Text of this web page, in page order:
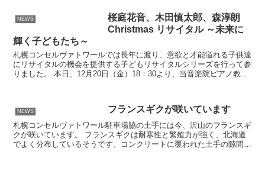
NEWS
桜庭花音、木田慎太郎、森淳朗
Christmas リサイタル ～未来に
輝く子どもたち～
札幌コンセルヴァトワールでは長年に渡り、意欲と才能溢れる子供達
にリサイタルの機会を提供する子どもリサイタルシリーズを行って参
りました。 本日、12月20日（金）18：30より、当音楽院ピアノ教室
NEWS フランスギクが咲いています
札幌コンセルヴァトワール駐車場脇の土手には今、沢山のフランスギ
クが咲いています。 フランスギクは耐寒性と繁殖力が強く、北海道
でよく分布しているそうです。コンクリートに覆われた土手の隙間に